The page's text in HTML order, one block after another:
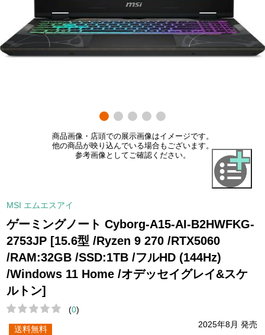
商品画像・店頭での展示画像はイメージです。
他の商品が映り込んでいる場合もございます。
参考画像としてご確認ください。
MSI エムエスアイ
ゲーミングノート Cyborg-A15-AI-B2HWFKG-
2753JP [15.6型 /Ryzen 9 270 /RTX5060
/RAM:32GB /SSD:1TB /フルHD (144Hz)
/Windows 11 Home /オデッセイグレイ&スケ
ルトン]
(0)
2025年8月 発売
送料無料